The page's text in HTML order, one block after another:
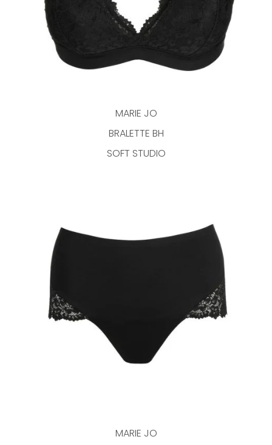
MARIE JO
BRALETTE BH
SOFT STUDIO
MARIE JO